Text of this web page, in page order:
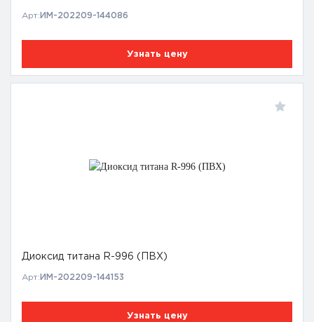
Арт: ИМ-202209-144086
Узнать цену
Диоксид титана R-996 (ПВХ)
Арт: ИМ-202209-144153
Узнать цену